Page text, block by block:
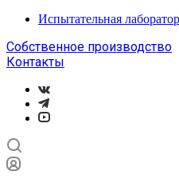
Испытательная
Собственное производство
Контакты